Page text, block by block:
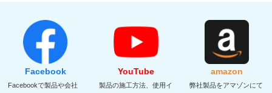
Facebook
Facebookで製品や会社
YouTube
製品の施工方法、使用イ
amazon
弊社製品をアマゾンにて